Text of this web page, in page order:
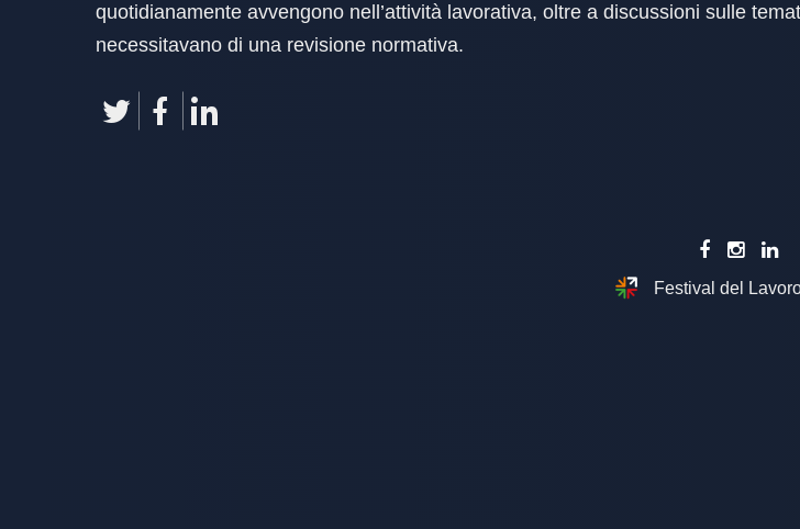
quotidianamente avvengono nell’attività lavorativa, oltre a discussioni sulle
necessitavano di una revisione normativa.
Festival del